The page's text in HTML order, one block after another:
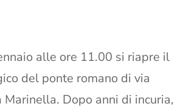
alle ore 11.00 si riapre il
del ponte romano di via
Marinella. Dopo anni di incuria,